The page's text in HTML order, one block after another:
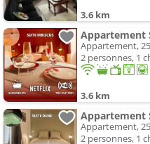
3.6 km
Appartement,
2 personnes, 1
3.6 km
Appartement,
2 personnes, 1